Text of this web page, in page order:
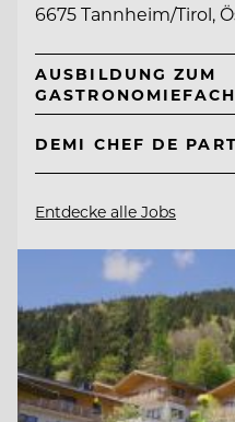
6675 Tannheim/Tirol,
AUSBILDUNG ZUM
DEMI CHEF DE
Entdecke alle Jobs